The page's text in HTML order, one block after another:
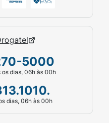
5000
os dias, 06h às 00h
dias, 06h às 00h